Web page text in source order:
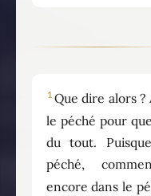
1 Que dire alors
le péché pour
du tout.
péché,
encore dans le